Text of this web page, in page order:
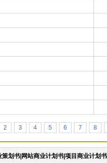
2 3 4 5 6 7 8
划书|网站商业计划书|项目商业计